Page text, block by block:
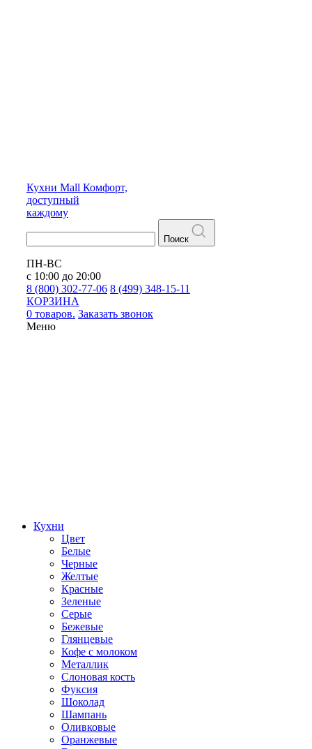
Кухни Mall Комфорт,
доступный
каждому
Поиск
ПН-ВС
с 10:00 до 20:00
8 (800) 302-77-06 8 (499) 348-15-11
КОРЗИНА
0 товаров. Заказать звонок
Меню
Кухни
Цвет
Белые
Черные
Желтые
Красные
Зеленые
Серые
Бежевые
Глянцевые
Кофе с молоком
Металлик
Слоновая кость
Фуксия
Шоколад
Шампань
Оливковые
Оранжевые